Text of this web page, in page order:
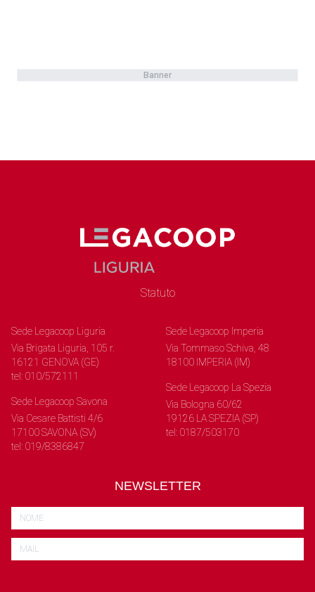
Banner
Statuto
Sede Legacoop Liguria
Via Brigata Liguria, 105 r.
16121 GENOVA (GE)
tel: 010/572111
Sede Legacoop Savona
Via Cesare Battisti 4/6
17100 SAVONA (SV)
tel: 019/8386847
Sede Legacoop Imperia
Via Tommaso Schiva, 48
18100 IMPERIA (IM)
Sede Legacoop La Spezia
Via Bologna 60/62
19126 LA SPEZIA (SP)
tel: 0187/503170
NEWSLETTER